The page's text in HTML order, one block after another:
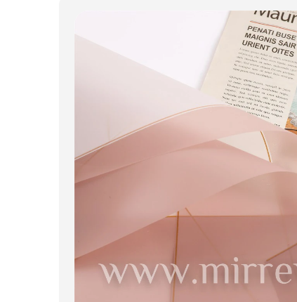
Товары для флористов
Пакеты для цветов и подарков
Декоративные вазы, кашпо
Фоамиран